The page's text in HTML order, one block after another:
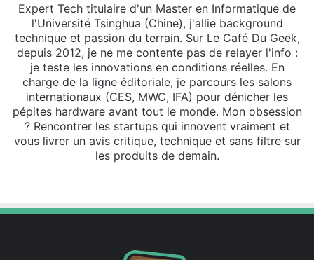
Expert Tech titulaire d'un Master en Informatique de
l'Université Tsinghua (Chine), j'allie background
technique et passion du terrain. Sur Le Café Du Geek,
depuis 2012, je ne me contente pas de relayer l'info :
je teste les innovations en conditions réelles. En
charge de la ligne éditoriale, je parcours les salons
internationaux (CES, MWC, IFA) pour dénicher les
pépites hardware avant tout le monde. Mon obsession
? Rencontrer les startups qui innovent vraiment et
vous livrer un avis critique, technique et sans filtre sur
les produits de demain.